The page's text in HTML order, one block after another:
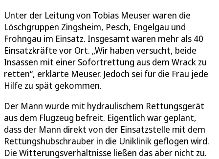
Unter der Leitung von Tobias Meuser waren die
Löschgruppen Zingsheim, Pesch, Engelgau und
Frohngau im Einsatz. Insgesamt waren mehr als 40
Einsatzkräfte vor Ort. „Wir haben versucht, beide
Insassen mit einer Sofortrettung aus dem Wrack zu
retten“, erklärte Meuser. Jedoch sei für die Frau jede
Hilfe zu spät gekommen.
Der Mann wurde mit hydraulischem Rettungsgerät
aus dem Flugzeug befreit. Eigentlich war geplant,
dass der Mann direkt von der Einsatzstelle mit dem
Rettungshubschrauber in die Uniklinik geflogen wird.
Die Witterungsverhältnisse ließen das aber nicht zu.